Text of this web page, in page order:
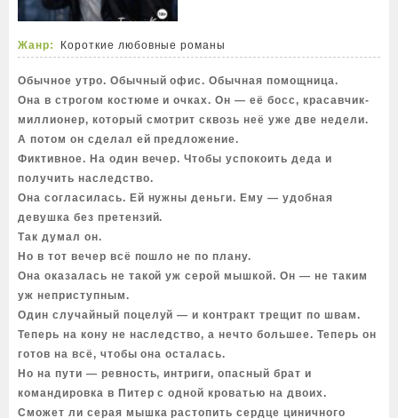
Жанр: Короткие любовные романы
Обычное утро. Обычный офис. Обычная помощница.
Она в строгом костюме и очках. Он — её босс, красавчик-
миллионер, который смотрит сквозь неё уже две недели.
А потом он сделал ей предложение.
Фиктивное. На один вечер. Чтобы успокоить деда и
получить наследство.
Она согласилась. Ей нужны деньги. Ему — удобная
девушка без претензий.
Так думал он.
Но в тот вечер всё пошло не по плану.
Она оказалась не такой уж серой мышкой. Он — не таким
уж неприступным.
Один случайный поцелуй — и контракт трещит по швам.
Теперь на кону не наследство, а нечто большее. Теперь он
готов на всё, чтобы она осталась.
Но на пути — ревность, интриги, опасный брат и
командировка в Питер с одной кроватью на двоих.
Сможет ли серая мышка растопить сердце циничного